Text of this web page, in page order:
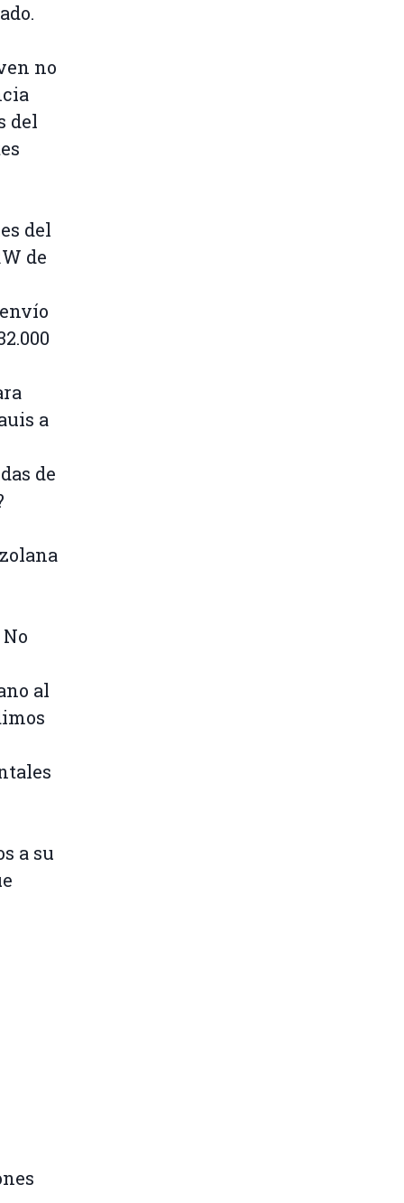
no
del
del
de
a
de
al
a su